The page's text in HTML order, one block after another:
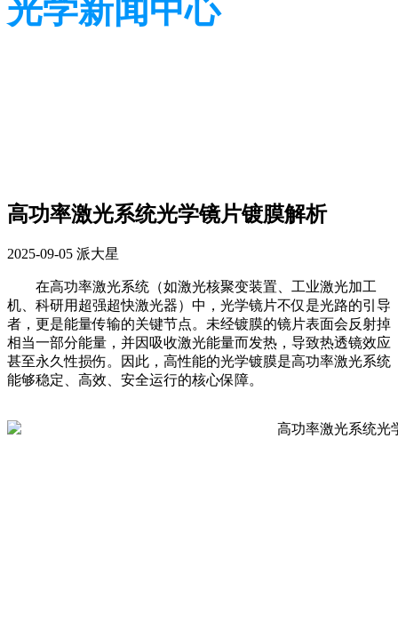
光学新闻中心
高功率激光系统光学镜片镀膜解析
2025-09-05 派大星
在高功率激光系统（如激光核聚变装置、工业激光加工
机、科研用超强超快激光器）中，光学镜片不仅是光路的引导
者，更是能量传输的关键节点。未经镀膜的镜片表面会反射掉
相当一部分能量，并因吸收激光能量而发热，导致热透镜效应
甚至永久性损伤。因此，高性能的光学镀膜是高功率激光系统
能够稳定、高效、安全运行的核心保障。